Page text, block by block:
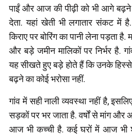
पाईं और आज की पीढ़ी को भी आगे बढ़ने
देता. यहां खेती भी लगातार संकट में
किराए पर बोरिंग का पानी लेना पड़ता
और बड़े जमीन मालिकों पर निर्भर है.
यह सीखते हुए बड़े होते हैं कि उनके
बढ़ने का कोई भरोसा नहीं.
गांव में सही नाली व्यवस्था नहीं है,
सड़कों पर भर जाता है. वर्षों से मांग
आज भी कच्ची है. कई घरों में आज भी